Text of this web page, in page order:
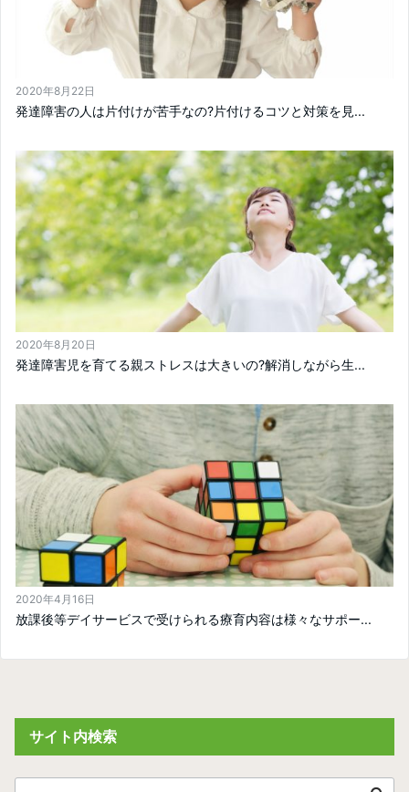
2020年8月22日
発達障害の人は片付けが苦手なの?片付けるコツと対策を見...
2020年8月20日
発達障害児を育てる親ストレスは大きいの?解消しながら生...
2020年4月16日
放課後等デイサービスで受けられる療育内容は様々なサポー...
サイト内検索